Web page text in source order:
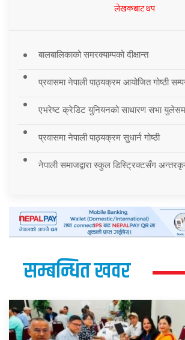
लेखकबाट थप
बालबालिकाको समरक्याम्पको दीक्षान्त
प्रवासमा नेपाली पाठ्यक्रम आयोजित गोष्ठी
एभरेष्ट क्रेडिट युनियनको साधारण सभा
प्रवासमा नेपाली पाठ्यक्रम सुधार्न गोष्ठी
नेपाली समाजद्वारा स्कुल डिस्ट्रिक्टसँग
सम्बन्धित खवर